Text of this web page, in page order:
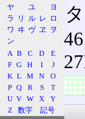
15セク
下り
上り
特徴
技術
ヤ
ユ
ヨ
ラ
リ ル レ ロ
ワ ヰ ヴ ヱ
ヲ
ン
A B C D
E
F G H I
J
K L M N
O
P Q R S
T
U V W X
Y
Z
数字 記号